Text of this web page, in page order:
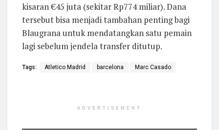
kisaran €45 juta (sekitar Rp774 miliar). Dana
tersebut bisa menjadi tambahan penting bagi
Blaugrana untuk mendatangkan satu pemain
lagi sebelum jendela transfer ditutup.
Tags: Atletico Madrid barcelona Marc Casado
ADVERTISEMENT